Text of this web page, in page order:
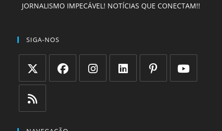
JORNALISMO IMPECÁVEL! NOTÍCIAS QUE CONECTAM!!
SIGA-NOS
Abre
em
uma